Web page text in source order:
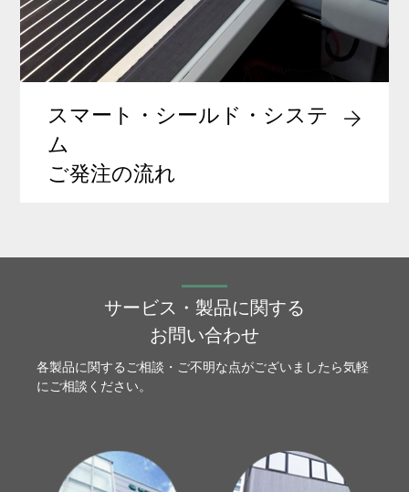
スマート・シールド・システ
ム
ご発注の流れ
サービス・製品に関する
お問い合わせ
各製品に関するご相談・ご不明な点がございましたら気軽
にご相談ください。